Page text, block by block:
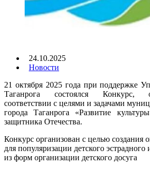
24.10.2025
Новости
21 октября 2025 года при поддержке
Таганрога состоялся Конкурс,
соответствии с целями и задачами
города Таганрога «Развитие
защитника Отечества.
Конкурс организован с целью создания
для популяризации детского эстрадного
из форм организации детского досуга